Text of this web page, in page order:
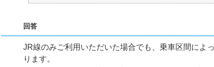
回答
JR線のみご利用いただいた場合でも、乗車区間によ
ります。